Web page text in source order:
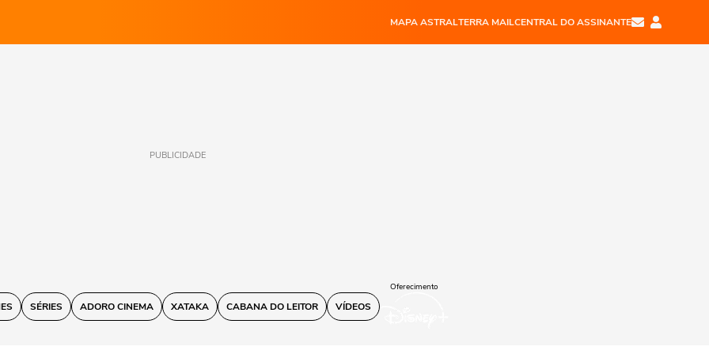
MAPA ASTRALTERRA MAILCENTRAL DO ASSINANTE
PUBLICIDADE
SÉRIES ADORO CINEMA XATAKA CABANA DO LEITOR VÍDEOS
Oferecimento